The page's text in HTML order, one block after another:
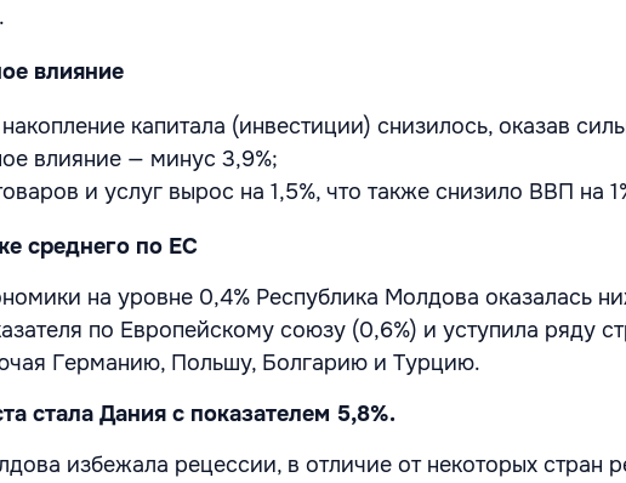
влияние
капитала (инвестиции) снизилось, оказав
влияние — минус 3,9%;
и услуг вырос на 1,5%, что также снизило ВВП на
среднего по ЕС
на уровне 0,4% Республика Молдова оказалась
по Европейскому союзу (0,6%) и уступила ряду
Германию, Польшу, Болгарию и Турцию.
стала Дания с показателем 5,8%.
избежала рецессии, в отличие от некоторых стран